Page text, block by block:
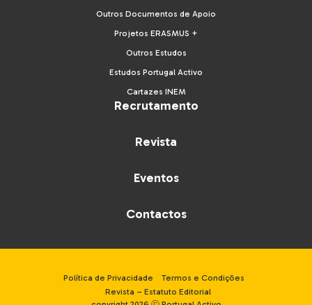
Outros Documentos de Apoio
Projetos ERASMUS +
Outros Estudos
Estudos Portugal Activo
Cartazes INEM
Recrutamento
Revista
Eventos
Contactos
Política de Privacidade
Termos e Condições
Revista – Estatuto Editorial